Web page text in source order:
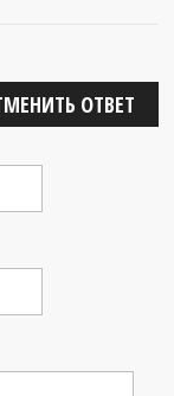
ОТВЕТ